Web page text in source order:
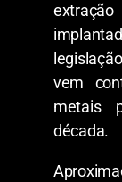
vem
metais
década.